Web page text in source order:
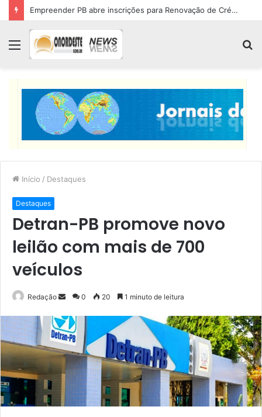
Empreender PB abre inscrições para Renovação de Crédito
Menu
Início / Destaques
Destaques
Detran-PB promove novo
leilão com mais de 700
veículos
Redação
Mande
e-
mail
0 20 1 minuto de leitura